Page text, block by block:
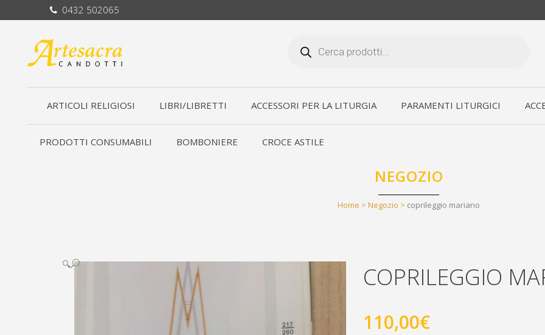
0432 502065
search
ARTICOLI RELIGIOSI LIBRI/LIBRETTI ACCESSORI PER LA LITURGIA PARAMENTI LITURGICI
PRODOTTI CONSUMABILI BOMBONIERE CROCE ASTILE
NEGOZIO
Home > Negozio > coprileggio mariano
🔍 COPRILEGGIO
110,00€